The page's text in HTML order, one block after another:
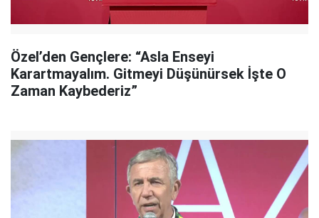
Özel’den Gençlere: “Asla Enseyi
Karartmayalım. Gitmeyi Düşünürsek İşte O
Zaman Kaybederiz”